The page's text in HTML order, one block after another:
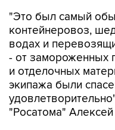
"Это был самый
контейнеровоз,
водах и
- от замороженных
и отделочных
экипажа были
"Росатома"